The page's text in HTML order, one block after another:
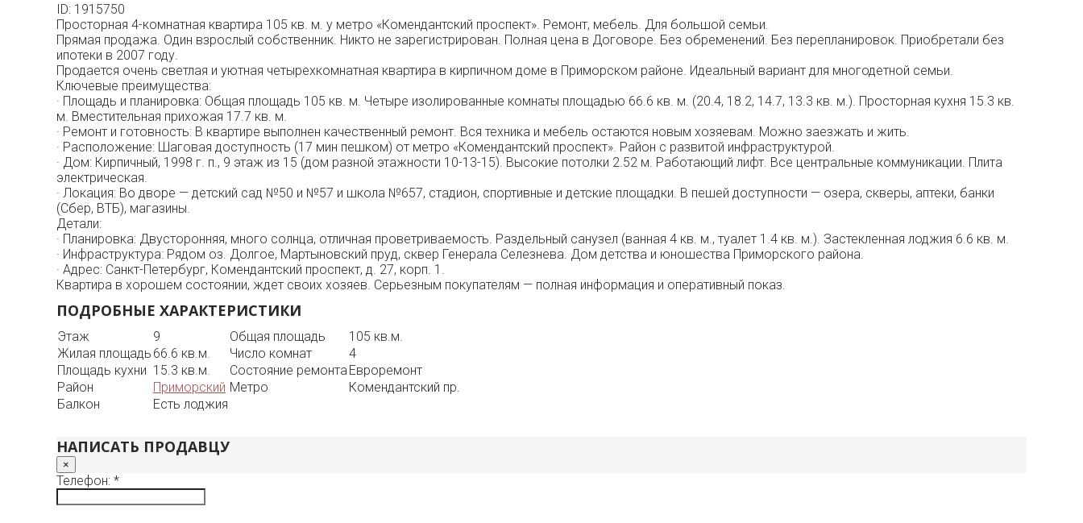
ID: 1915750
Просторная 4-комнатная квартира 105 кв. м. у метро «Комендантский проспект». Ремонт, мебель. Для большой семьи.
Прямая продажа. Один взрослый собственник. Никто не зарегистрирован. Полная цена в Договоре. Без обременений. Без перепланировок. Приобретали без
ипотеки в 2007 году.
Продается очень светлая и уютная четырехкомнатная квартира в кирпичном доме в Приморском районе. Идеальный вариант для многодетной семьи.
Ключевые преимущества:
· Площадь и планировка: Общая площадь 105 кв. м. Четыре изолированные комнаты площадью 66.6 кв. м. (20.4, 18.2, 14.7, 13.3 кв. м.). Просторная кухня 15.3 кв.
м. Вместительная прихожая 17.7 кв. м.
· Ремонт и готовность: В квартире выполнен качественный ремонт. Вся техника и мебель остаются новым хозяевам. Можно заезжать и жить.
· Расположение: Шаговая доступность (17 мин пешком) от метро «Комендантский проспект». Район с развитой инфраструктурой.
· Дом: Кирпичный, 1998 г. п., 9 этаж из 15 (дом разной этажности 10-13-15). Высокие потолки 2.52 м. Работающий лифт. Все центральные коммуникации. Плита
электрическая.
· Локация: Во дворе — детский сад №50 и №57 и школа №657, стадион, спортивные и детские площадки. В пешей доступности — озера, скверы, аптеки, банки
(Сбер, ВТБ), магазины.
Детали:
· Планировка: Двусторонняя, много солнца, отличная проветриваемость. Раздельный санузел (ванная 4 кв. м., туалет 1.4 кв. м.). Застекленная лоджия 6.6 кв. м.
· Инфраструктура: Рядом оз. Долгое, Мартыновский пруд, сквер Генерала Селезнева. Дом детства и юношества Приморского района.
· Адрес: Санкт-Петербург, Комендантский проспект, д. 27, корп. 1.
Квартира в хорошем состоянии, ждет своих хозяев. Серьезным покупателям — полная информация и оперативный показ.
ПОДРОБНЫЕ ХАРАКТЕРИСТИКИ
Этаж 9 Общая площадь
105 кв.м.
Жилая площадь 66.6 кв.м. Число комнат
4
Площадь кухни 15.3 кв.м. Состояние ремонта Евроремонт
Район
Приморский Метро
Комендантский пр.
Балкон
Есть лоджия
НАПИСАТЬ ПРОДАВЦУ
×
Телефон: *